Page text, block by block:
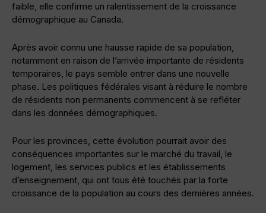
faible, elle confirme un ralentissement de la croissance
démographique au Canada.
Après avoir connu une hausse rapide de sa population,
notamment en raison de l’arrivée importante de résidents
temporaires, le pays semble entrer dans une nouvelle
phase. Les politiques fédérales visant à réduire le nombre
de résidents non permanents commencent à se refléter
dans les données démographiques.
Pour les provinces, cette évolution pourrait avoir des
conséquences importantes sur le marché du travail, le
logement, les services publics et les établissements
d’enseignement, qui ont tous été touchés par la forte
croissance de la population au cours des dernières années.